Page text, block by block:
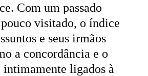
Com um passado
visitado, o índice
e seus irmãos
a concordância e o
intimamente ligados à